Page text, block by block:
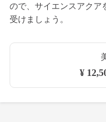
ので、サイエンスアクア
受けましょう。
¥